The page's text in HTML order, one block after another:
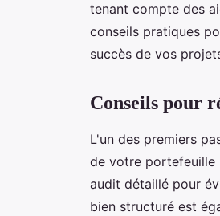
tenant compte des
conseils pratiques
succès de vos
Conseils pour
L'un des premiers
de votre portefeuille
audit détaillé pour
bien structuré est